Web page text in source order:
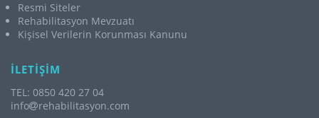
Resmi Siteler
Rehabilitasyon Mevzuatı
Kişisel Verilerin Korunması Kanunu
İLETİŞİM
TEL: 0850 420 27 04
info
rehabilitasyon.com